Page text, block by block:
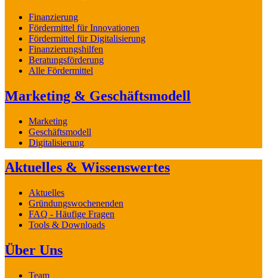
Finanzierung
Fördermittel für Innovationen
Fördermittel für Digitalisierung
Finanzierungshilfen
Beratungsförderung
Alle Fördermittel
Marketing & Geschäftsmodell
Marketing
Geschäftsmodell
Digitalisierung
Aktuelles & Wissenswertes
Aktuelles
Gründungswochenenden
FAQ - Häufige Fragen
Tools & Downloads
Über Uns
Team